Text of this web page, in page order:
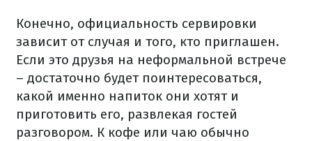
Конечно, официальность сервировки
зависит от случая и того, кто приглашен.
Если это друзья на неформальной встрече
– достаточно будет поинтересоваться,
какой именно напиток они хотят и
приготовить его, развлекая гостей
разговором. К кофе или чаю обычно